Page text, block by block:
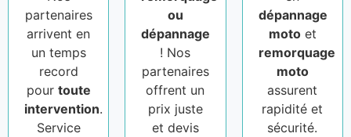
partenaires
arrivent en
un temps
record
pour toute
intervention.
Service
ou
dépannage
! Nos
partenaires
offrent un
prix juste
et devis
dépannage
motoet
remorquage
moto
assurent
rapidité et
sécurité.